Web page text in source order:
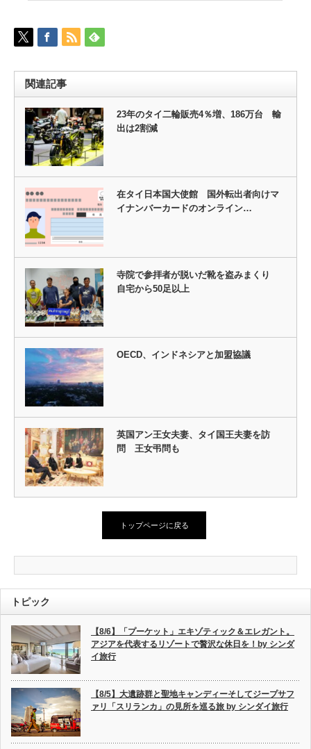
関連記事
23年のタイ二輪販売4％増、186万台 輸
出は2割減
在タイ日本国大使館 国外転出者向けマ
イナンバーカードのオンライン…
寺院で参拝者が脱いだ靴を盗みまくり
自宅から50足以上
OECD、インドネシアと加盟協議
英国アン王女夫妻、タイ国王夫妻を訪
問 王女弔問も
トップページに戻る
トピック
【8/6】「プーケット」エキゾティック＆エレガント。
アジアを代表するリゾートで贅沢な休日を！by シンダ
イ旅行
【8/5】大遺跡群と聖地キャンディーそしてジープサフ
ァリ「スリランカ」の見所を巡る旅 by シンダイ旅行